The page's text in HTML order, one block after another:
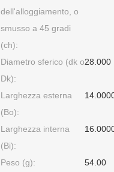
dell'alloggiamento, o
smusso a 45 gradi
(ch):
Diametro sferico (dk o
Dk):
28.000
Larghezza esterna
(Bo):
Larghezza interna
(Bi):
Peso (g): 54.00